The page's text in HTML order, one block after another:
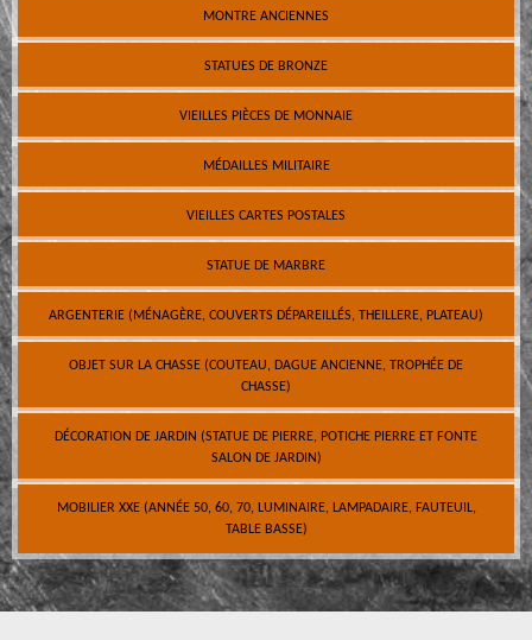
MONTRE ANCIENNES
STATUES DE BRONZE
VIEILLES PIÈCES DE MONNAIE
MÉDAILLES MILITAIRE
VIEILLES CARTES POSTALES
STATUE DE MARBRE
ARGENTERIE (MÉNAGÈRE, COUVERTS DÉPAREILLÉS, THEILLERE, PLATEAU)
OBJET SUR LA CHASSE (COUTEAU, DAGUE ANCIENNE, TROPHÉE DE
CHASSE)
DÉCORATION DE JARDIN (STATUE DE PIERRE, POTICHE PIERRE ET FONTE
SALON DE JARDIN)
MOBILIER XXE (ANNÉE 50, 60, 70, LUMINAIRE, LAMPADAIRE, FAUTEUIL,
TABLE BASSE)